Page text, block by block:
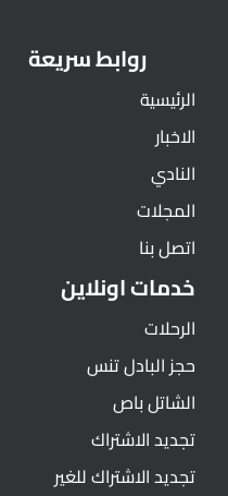
روابط سريعة
الرئيسية
الاخبار
النادي
المجلات
اتصل بنا
خدمات اونلاين
الرحلات
حجز البادل تنس
الشاتل باص
تجديد الاشتراك
تجديد الاشتراك للغير